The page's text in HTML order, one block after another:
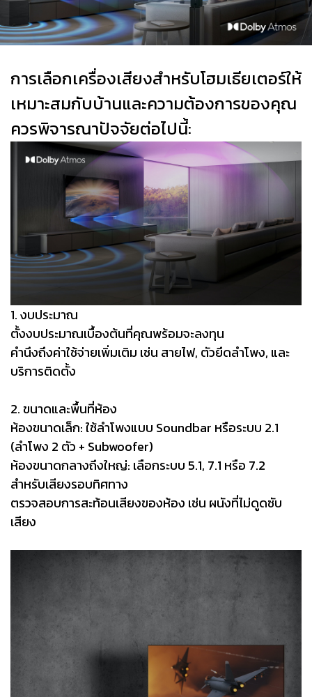
การเลือกเครื่องเสียงสำหรับโฮมเธียเตอร์ให้
เหมาะสมกับบ้านและความต้องการของคุณ
ควรพิจารณาปัจจัยต่อไปนี้:
1. งบประมาณ
ตั้งงบประมาณเบื้องต้นที่คุณพร้อมจะลงทุน
คำนึงถึงค่าใช้จ่ายเพิ่มเติม เช่น สายไฟ, ตัวยึดลำโพง, และ
บริการติดตั้ง
2. ขนาดและพื้นที่ห้อง
ห้องขนาดเล็ก: ใช้ลำโพงแบบ Soundbar หรือระบบ 2.1
(ลำโพง 2 ตัว + Subwoofer)
ห้องขนาดกลางถึงใหญ่: เลือกระบบ 5.1, 7.1 หรือ 7.2
สำหรับเสียงรอบทิศทาง
ตรวจสอบการสะท้อนเสียงของห้อง เช่น ผนังที่ไม่ดูดซับ
เสียง